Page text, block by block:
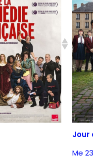
Jour
Me